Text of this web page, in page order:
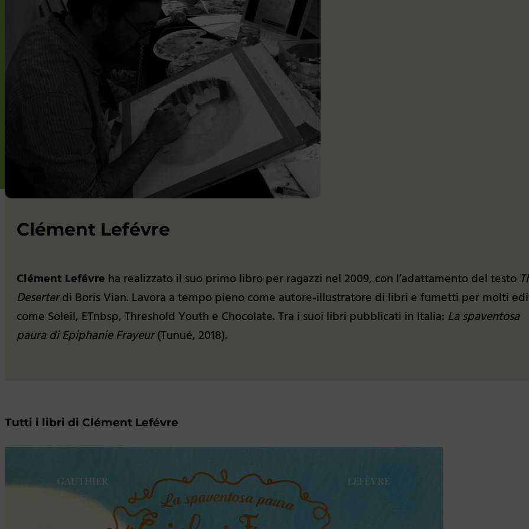
Clément Lefévre
Clément Lefévre ha realizzato il suo primo libro per ragazzi nel 2009, con l’adattamento del testo
Deserterdi Boris Vian. Lavora a tempo pieno come autore-illustratore di libri e fumetti per molti
come Soleil, ETnbsp, Threshold Youth e Chocolate. Tra i suoi libri pubblicati in Italia: La spaventosa
paura di Epiphanie Frayeur(Tunué, 2018).
Tutti i libri di Clément Lefévre